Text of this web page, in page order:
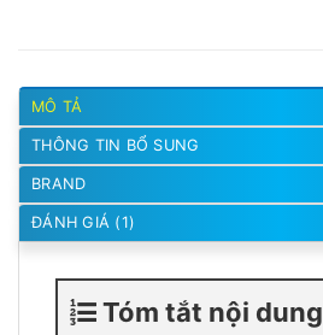
MÔ TẢ
THÔNG TIN BỔ SUNG
BRAND
ĐÁNH GIÁ (1)
Tóm tắt nội dung